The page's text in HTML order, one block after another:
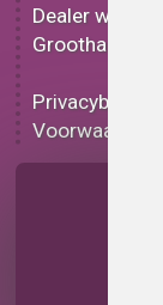
Dealer worden
Groothandel
Privacybeleid
Voorwaarden